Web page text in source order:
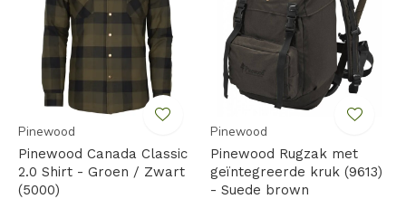
Pinewood
Pinewood Canada Classic
2.0 Shirt - Groen / Zwart
(5000)
Pinewood
Pinewood Rugzak met
geïntegreerde kruk (9613)
- Suede brown